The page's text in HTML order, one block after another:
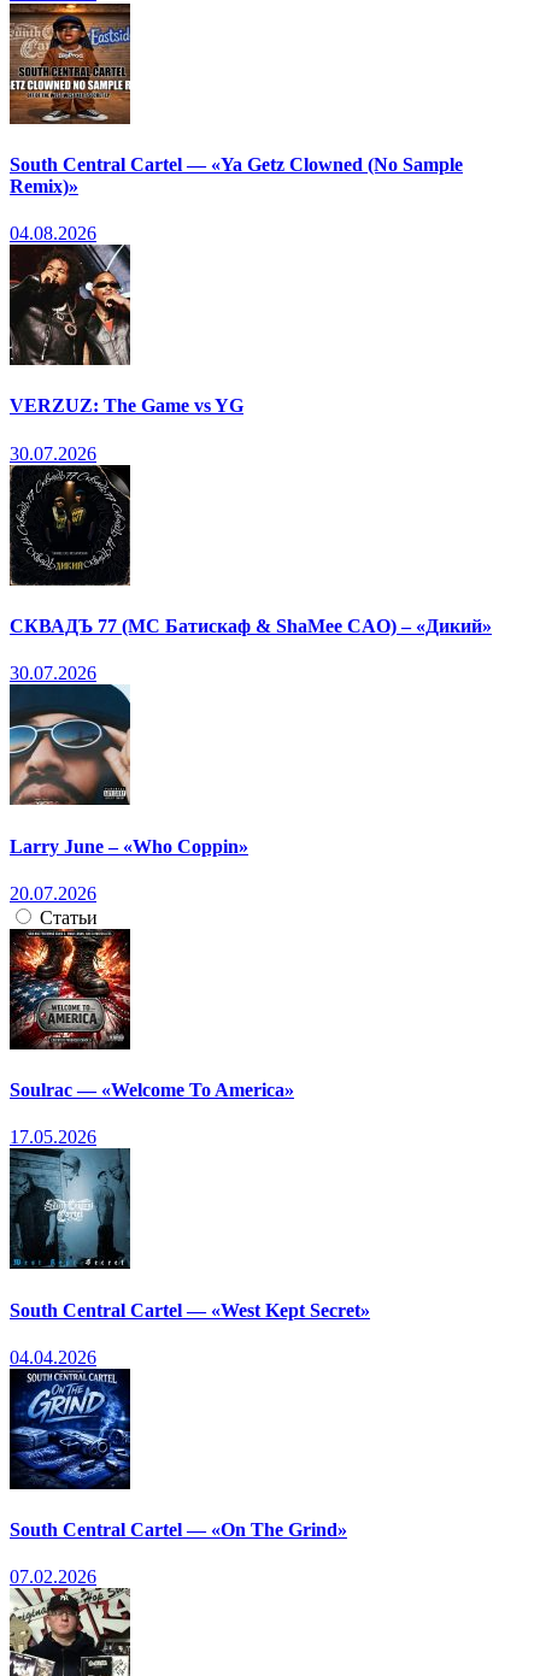
South Central Cartel — «Ya Getz Clowned (No Sample
Remix)»
04.08.2026
VERZUZ: The Game vs YG
30.07.2026
СКВАДЪ 77 (МС Батискаф & ShaMee CAO) – «Дикий»
30.07.2026
Larry June – «Who Coppin»
20.07.2026
Статьи
Soulrac — «Welcome To America»
17.05.2026
South Central Cartel — «West Kept Secret»
04.04.2026
South Central Cartel — «On The Grind»
07.02.2026